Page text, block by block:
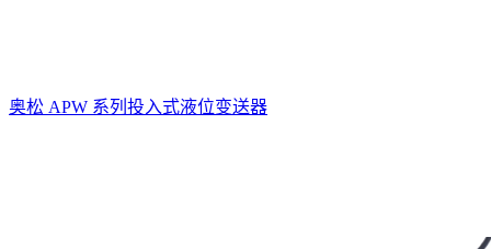
奥松 APW 系列投入式液位变送器